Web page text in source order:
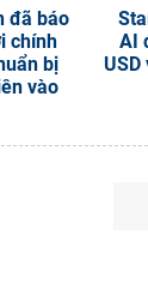
đã báo
chính
bị
vào
AI
USD